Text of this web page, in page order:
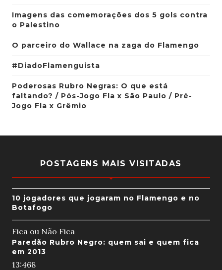
Imagens das comemorações dos 5 gols contra
o Palestino
O parceiro do Wallace na zaga do Flamengo
#DiadoFlamenguista
Poderosas Rubro Negras: O que está
faltando? / Pós-Jogo Fla x São Paulo / Pré-
Jogo Fla x Grêmio
POSTAGENS MAIS VISITADAS
10 jogadores que jogaram no Flamengo e no
Botafogo
Fica ou Não Fica
Paredão Rubro Negro: quem sai e quem fica
em 2013
13:468